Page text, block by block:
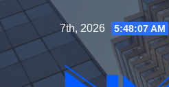
5:48:08 AM